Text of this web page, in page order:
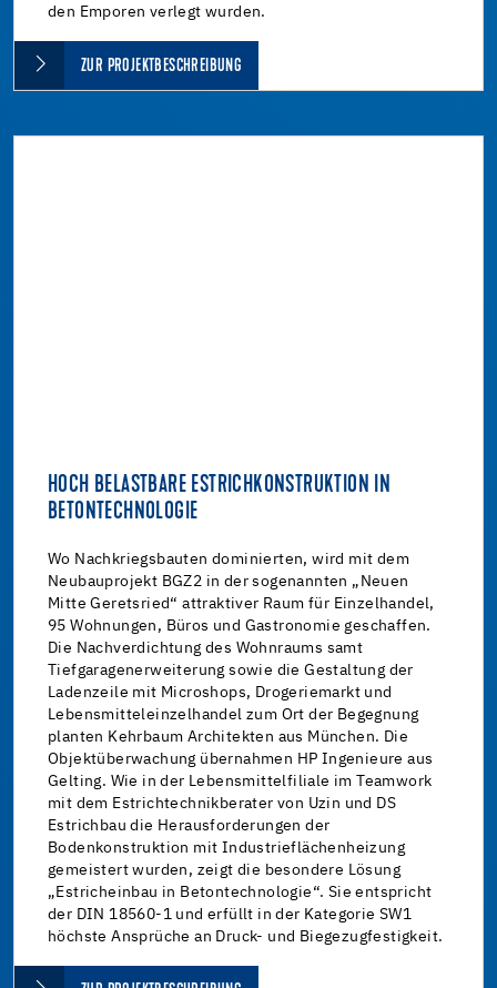
den Emporen verlegt wurden.
ZUR PROJEKTBESCHREIBUNG
HOCH BELASTBARE ESTRICHKONSTRUKTION IN
BETONTECHNOLOGIE
Wo Nachkriegsbauten dominierten, wird mit dem
Neubauprojekt BGZ2 in der sogenannten „Neuen
Mitte Geretsried“ attraktiver Raum für Einzelhandel,
95 Wohnungen, Büros und Gastronomie geschaffen.
Die Nachverdichtung des Wohnraums samt
Tiefgaragenerweiterung sowie die Gestaltung der
Ladenzeile mit Microshops, Drogeriemarkt und
Lebensmitteleinzelhandel zum Ort der Begegnung
planten Kehrbaum Architekten aus München. Die
Objektüberwachung übernahmen HP Ingenieure aus
Gelting. Wie in der Lebensmittelfiliale im Teamwork
mit dem Estrichtechnikberater von Uzin und DS
Estrichbau die Herausforderungen der
Bodenkonstruktion mit Industrieflächenheizung
gemeistert wurden, zeigt die besondere Lösung
„Estricheinbau in Betontechnologie“. Sie entspricht
der DIN 18560-1 und erfüllt in der Kategorie SW1
höchste Ansprüche an Druck- und Biegezugfestigkeit.